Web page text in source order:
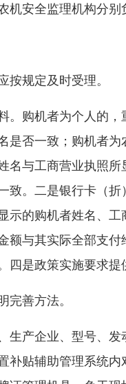
安全监理机构分别
按规定及时受理。
。购机者为个人的
否一致；购机者
与工商营业执照
。二是银行卡（
的购机者姓名、
与其实际全部支
是政策实施要求提
完善方法。
生产企业、型号、
贴辅助管理系统